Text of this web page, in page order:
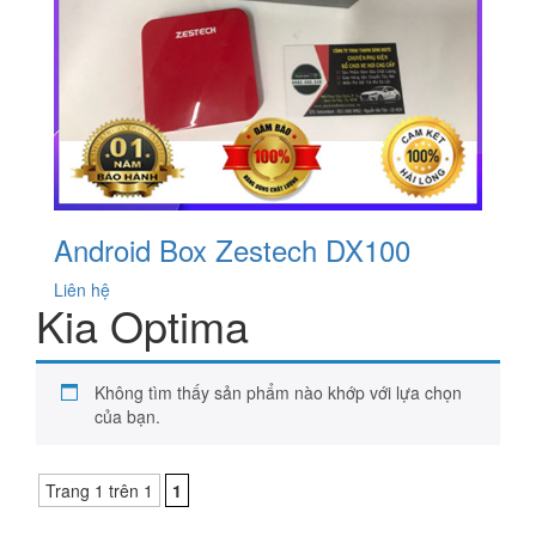
Android Box Zestech DX100
Liên hệ
Kia Optima
Không tìm thấy sản phẩm nào khớp với lựa chọn
của bạn.
Trang 1 trên 1 1